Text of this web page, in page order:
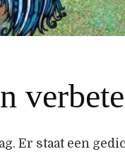
Er staat een